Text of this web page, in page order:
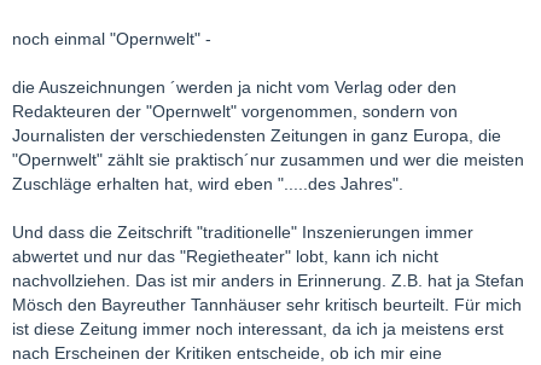
noch einmal "Opernwelt" -
die Auszeichnungen ´werden ja nicht vom Verlag oder den
Redakteuren der "Opernwelt" vorgenommen, sondern von
Journalisten der verschiedensten Zeitungen in ganz Europa, die
"Opernwelt" zählt sie praktisch´nur zusammen und wer die meisten
Zuschläge erhalten hat, wird eben ".....des Jahres".
Und dass die Zeitschrift "traditionelle" Inszenierungen immer
abwertet und nur das "Regietheater" lobt, kann ich nicht
nachvollziehen. Das ist mir anders in Erinnerung. Z.B. hat ja Stefan
Mösch den Bayreuther Tannhäuser sehr kritisch beurteilt. Für mich
ist diese Zeitung immer noch interessant, da ich ja meistens erst
nach Erscheinen der Kritiken entscheide, ob ich mir eine